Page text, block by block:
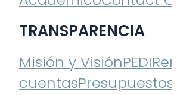
TRANSPARENCIA
Misión y VisiónPEDI
cuentasPresupuestos